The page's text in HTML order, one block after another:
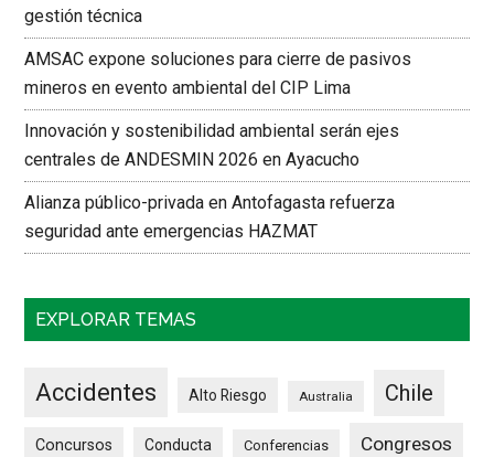
gestión técnica
AMSAC expone soluciones para cierre de pasivos
mineros en evento ambiental del CIP Lima
Innovación y sostenibilidad ambiental serán ejes
centrales de ANDESMIN 2026 en Ayacucho
Alianza público-privada en Antofagasta refuerza
seguridad ante emergencias HAZMAT
EXPLORAR TEMAS
Accidentes Alto Riesgo Australia Chile
Concursos Conducta Conferencias Congresos